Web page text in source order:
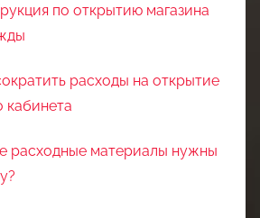
по открытию магазина
расходы на открытие
кабинета
расходные материалы нужны